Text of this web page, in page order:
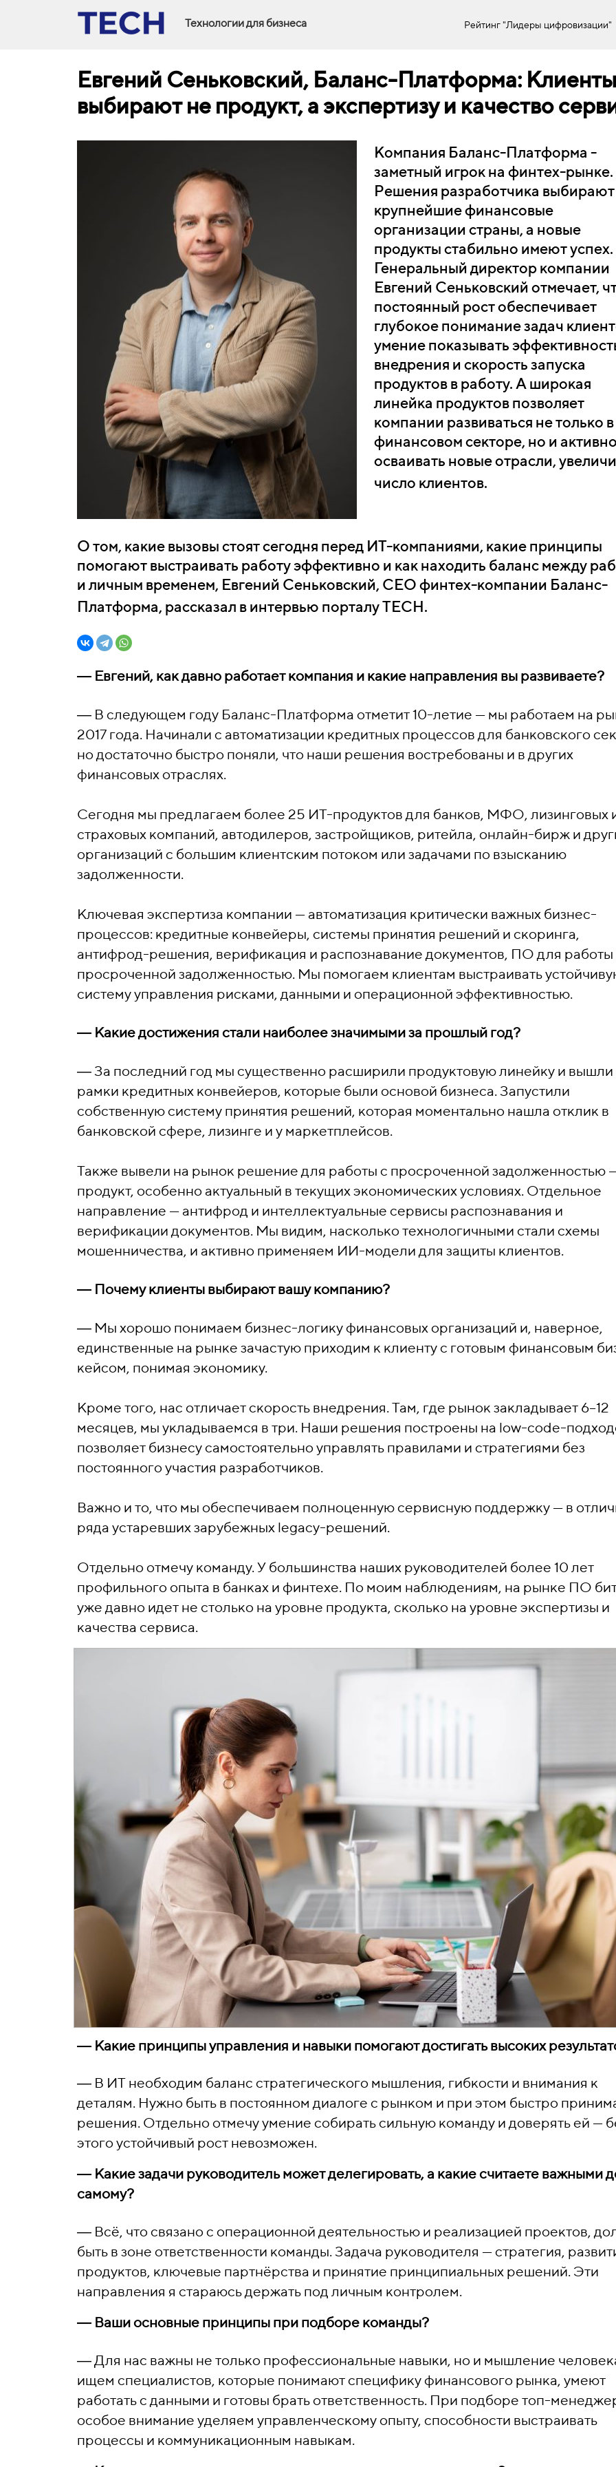
Технологии для бизнеса Рейтинг "Лидеры цифровизации"
Евгений Сеньковский, Баланс-Платформа: Клиенты
выбирают не продукт, а экспертизу и качество
Компания Баланс-Платформа -
заметный игрок на финтех-рынке.
Решения разработчика выбирают
крупнейшие финансовые
организации страны, а новые
продукты стабильно имеют успех.
Генеральный директор компании
Евгений Сеньковский отмечает,
постоянный рост обеспечивает
глубокое понимание задач
умение показывать
внедрения и скорость запуска
продуктов в работу. А широкая
линейка продуктов позволяет
компании развиваться не только в
финансовом секторе, но и
осваивать новые отрасли,
число клиентов.
О том, какие вызовы стоят сегодня перед ИТ-компаниями, какие принципы
помогают выстраивать работуэффективно и как находить баланс между
и личным временем, Евгений Сеньковский, CEO финтех-компании Баланс-
Платформа, рассказал в интервью порталу TECH.
― Евгений, как давно работает компания и какие направления вы развиваете?
― В следующем году Баланс-Платформа отметит 10-летие — мы работаем на
2017 года. Начинали с автоматизации кредитных процессов для банковского
но достаточно быстро поняли, что наши решения востребованы и в других
финансовых отраслях.
Сегодня мы предлагаем более 25 ИТ-продуктов для банков, МФО, лизинговых
страховых компаний, автодилеров, застройщиков, ритейла, онлайн-бирж и
организаций с большим клиентским потоком или задачами по взысканию
задолженности.
Ключевая экспертиза компании — автоматизация критически важных бизнес-
процессов: кредитные конвейеры, системы принятия решений и скоринга,
антифрод-решения, верификация и распознавание документов, ПО для работы
просроченной задолженностью. Мы помогаем клиентам выстраивать
систему управления рисками, данными и операционной эффективностью.
― Какие достижения стали наиболее значимыми за прошлый год?
― За последний год мы существенно расширили продуктовую линейку и вышли
рамки кредитных конвейеров, которые были основой бизнеса. Запустили
собственную систему принятия решений, которая моментально нашла отклик в
банковской сфере, лизинге и у маркетплейсов.
Также вывели на рынок решение для работы с просроченной задолженностью
продукт, особенно актуальный в текущих экономических условиях. Отдельное
направление — антифрод и интеллектуальные сервисы распознавания и
верификации документов. Мы видим, насколько технологичными стали схемы
мошенничества, и активно применяем ИИ-модели для защиты клиентов.
― Почему клиенты выбирают вашу компанию?
― Мы хорошо понимаем бизнес-логику финансовых организаций и, наверное,
единственные на рынке зачастую приходим к клиенту с готовым финансовым
кейсом, понимая экономику.
Кроме того, нас отличает скорость внедрения. Там, где рынок закладывает 6–12
месяцев, мы укладываемся в три. Наши решения построены на low-code-
позволяет бизнесу самостоятельно управлять правилами и стратегиями без
постоянного участия разработчиков.
Важно и то, что мы обеспечиваем полноценную сервисную поддержку — в
ряда устаревших зарубежных legacy-решений.
Отдельно отмечу команду. У большинства наших руководителей более 10 лет
профильного опыта в банках и финтехе. По моим наблюдениям, на рынке ПО
уже давно идет не столько на уровне продукта, сколько на уровне экспертизы и
качества сервиса.
― Какие принципы управления и навыки помогают достигать высоких
― В ИТ необходим баланс стратегического мышления, гибкости и внимания к
деталям. Нужно быть в постоянном диалоге с рынком и при этом быстро
решения. Отдельно отмечу умение собирать сильную команду и доверять ей —
этого устойчивый рост невозможен.
― Какие задачи руководитель может делегировать, а какие считаете важными
самому?
― Всё, что связано с операционной деятельностью и реализацией проектов,
быть в зоне ответственности команды. Задача руководителя — стратегия,
продуктов, ключевые партнёрства и принятие принципиальных решений. Эти
направления я стараюсь держать под личным контролем.
― Ваши основные принципы при подборе команды?
―Для нас важны не только профессиональные навыки, но и мышление
ищем специалистов, которые понимают специфику финансового рынка, умеют
работать с данными и готовы брать ответственность. При подборе топ-
особое внимание уделяем управленческому опыту, способности выстраивать
процессы и коммуникационным навыкам.